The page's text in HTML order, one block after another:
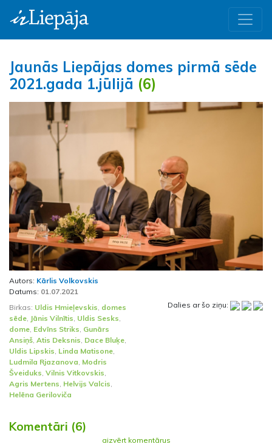
Jaunās Liepājas domes pirmā sēde
2021.gada 1.jūlijā (6)
Iepriekšējā
Autors: Kārlis Volkovskis
Datums: 01.07.2021
Birkas: Uldis Hmieļevskis domes
sēde Jānis Vilnītis Uldis Sesks
dome Edvīns Striks Gunārs
Ansiņš Atis Deksnis Dace Bluķe
Uldis Lipskis Linda Matisone
Ludmila Rjazanova Modris
Šveiduks Vilnis Vitkovskis
Agris Mertens Helvijs Valcis
Helēna Geriloviča
Dalies ar šo ziņu:
Komentāri (6)
aizvērt komentārus